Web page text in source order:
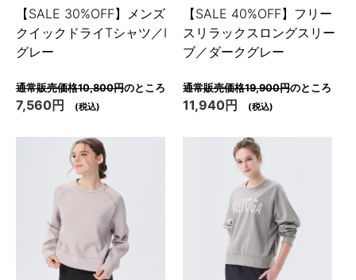
【SALE 30%OFF】メンズ
クイックドライTシャツ／I
グレー
通常販売価格10,800円のところ
7,560円 (税込)
【SALE 40%OFF】フリー
スリラックスロングスリー
ブ／ダークグレー
通常販売価格19,900円のところ
11,940円 (税込)